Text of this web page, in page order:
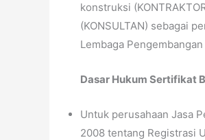
konstruksi
(KONSULTAN) sebagai
Lembaga
Dasar Hukum Sertifikat
Untuk perusahaan Jasa
2008 tentang Registrasi